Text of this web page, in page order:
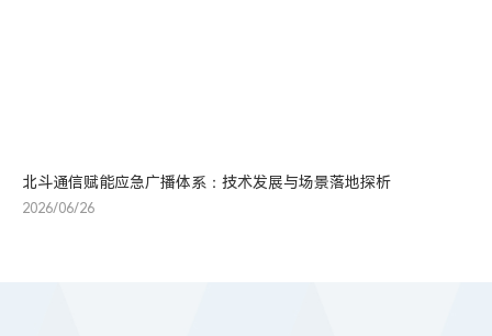
北斗通信赋能应急广播体系：技术发展与场景落地探析
2026/06/26